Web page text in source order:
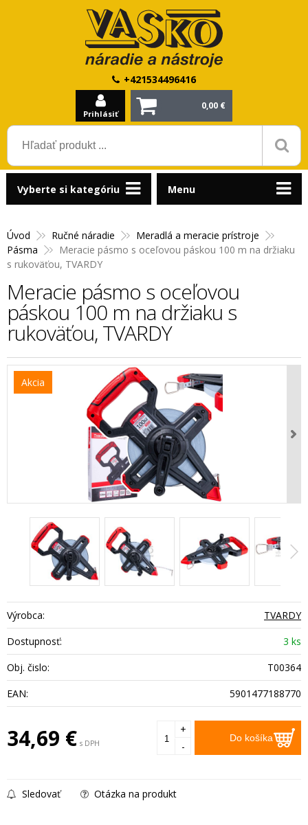
+421534496416
Prihlásiť
0,00 €
Úvod Ručné náradie
Meradlá a meracie prístroje
Pásma
Meracie pásmo s oceľovou páskou 100 m na držiaku
s rukoväťou, TVARDY
Meracie pásmo s oceľovou
páskou 100 m na držiaku s
rukoväťou, TVARDY
Akcia
Výrobca:
TVARDY
Dostupnosť:
3 ks
Obj. čislo:
T00364
EAN:
5901477188770
34,69 € s DPH Do košíka
+
-
Sledovať Otázka na produkt
Vyberte si kategóriu Menu